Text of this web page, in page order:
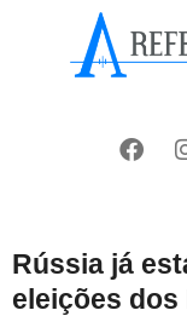
Rússia já
eleições dos